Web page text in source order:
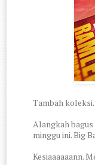
Tambah
Alangkah
minggu ini. Big
Kesiaaaaaann.